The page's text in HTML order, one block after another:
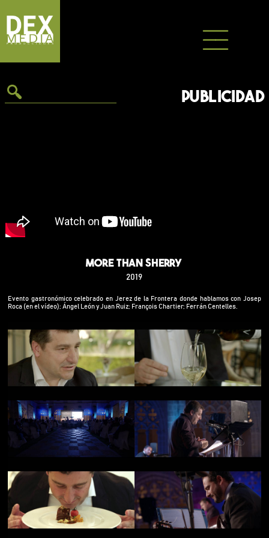
contenido
PUBLICIDAD
More Than Sherry
2019
Evento gastronómico celebrado en Jerez de la Frontera donde hablamos con Josep
Roca (en el vídeo); Ángel León y Juan Ruiz; François Chartier; Ferrán Centelles.